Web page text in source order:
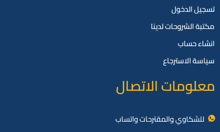
تسجيل الدخول
مكتبة الشروحات لدينا
انشاء حساب
سياسة الاسترجاع
معلومات الاتصال
للشكاوي والمقترحات واتساب